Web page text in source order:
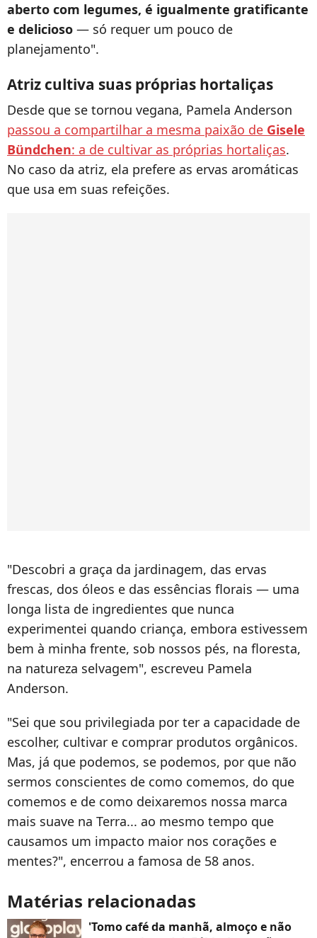
aberto com legumes, é igualmente gratificante
e delicioso — só requer um pouco de
planejamento".
Atriz cultiva suas próprias hortaliças
Desde que se tornou vegana, Pamela Anderson
passou a compartilhar a mesma paixão de Gisele
Bündchen: a de cultivar as próprias hortaliças.
No caso da atriz, ela prefere as ervas aromáticas
que usa em suas refeições.
"Descobri a graça da jardinagem, das ervas
frescas, dos óleos e das essências florais — uma
longa lista de ingredientes que nunca
experimentei quando criança, embora estivessem
bem à minha frente, sob nossos pés, na floresta,
na natureza selvagem", escreveu Pamela
Anderson.
"Sei que sou privilegiada por ter a capacidade de
escolher, cultivar e comprar produtos orgânicos.
Mas, já que podemos, se podemos, por que não
sermos conscientes de como comemos, do que
comemos e de como deixaremos nossa marca
mais suave na Terra... ao mesmo tempo que
causamos um impacto maior nos corações e
mentes?", encerrou a famosa de 58 anos.
Matérias relacionadas
'Tomo café da manhã, almoço e não